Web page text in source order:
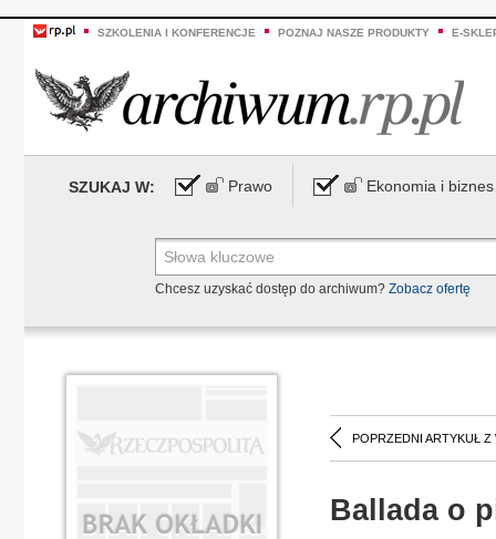
SZKOLENIA I KONFERENCJE POZNAJ NASZE PRODUKTY E-
SZUKAJ W: Prawo Ekonomia i biznes
Chcesz uzyskać dostęp do archiwum? Zobacz ofertę
POPRZEDNI ARTYKUŁ Z
Ballada o